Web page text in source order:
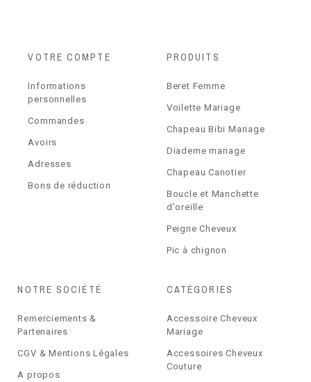
VOTRE COMPTE
Informations
personnelles
Commandes
Avoirs
Adresses
Bons de réduction
PRODUITS
Beret Femme
Voilette Mariage
Chapeau Bibi Mariage
Diademe mariage
Chapeau Canotier
Boucle et Manchette
d'oreille
Peigne Cheveux
Pic à chignon
NOTRE SOCIÉTÉ
Remerciements &
Partenaires
CGV & Mentions Légales
A propos
CATÉGORIES
Accessoire Cheveux
Mariage
Accessoires Cheveux
Couture